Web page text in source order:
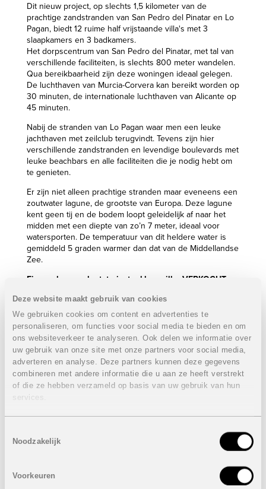
Deze website maakt gebruik van cookies
We gebruiken cookies om content en advertenties te
personaliseren, om functies voor social media te bieden en om
ons websiteverkeer te analyseren. Ook delen we informatie over
uw gebruik van onze site met onze partners voor social media,
adverteren en analyse. Deze partners kunnen deze gegevens
combineren met andere informatie die u aan ze heeft verstrekt
of die ze hebben verzameld op basis van uw gebruik van hun
services.
Noodzakelijk
Voorkeuren
Dit nieuw project, op slechts 1,5 kilometer van de
prachtige zandstranden van San Pedro del Pinatar en Lo
Pagan, biedt 12 ruime half vrijstaande villa's met 3
slaapkamers en 3 badkamers.
Het dorpscentrum van San Pedro del Pinatar, met tal van
verschillende faciliteiten, is slechts 800 meter wandelen.
Qua bereikbaarheid zijn deze woningen ideaal gelegen.
De luchthaven van Murcia-Corvera kan bereikt worden op
30 minuten, de internationale luchthaven van Alicante op
45 minuten.
Nabij de stranden van Lo Pagan waar men een leuke
jachthaven met zeilclub terugvindt. Tevens zijn hier
verschillende zandstranden en levendige boulevards met
leuke beachbars en alle faciliteiten die je nodig hebt om
te genieten.
Er zijn niet alleen prachtige stranden maar eveneens een
zoutwater lagune, de grootste van Europa. Deze lagune
kent geen tij en de bodem loopt geleidelijk af naar het
midden met een diepte van zo’n 7 meter, ideaal voor
watersporten. De temperatuur van dit heldere water is
gemiddeld 5 graden warmer dan dat van de Middellandse
Zee.
Eigenschappen laatste instapklare villa:
VERKOCHT
3 Slaapkamers
3 Badkamers
Bebouwde oppervlakte: 164,69 m²
Dakterras: 52,33 m²
Tuin met planten en kunstgras: 81 m²
Privaat zwembad met licht: 10 m²
Perceel: 157,31 m²
Inclusief elektrische keukentoestellen: kookplaat,
dampkap, oven, afwasmachine & ijskast